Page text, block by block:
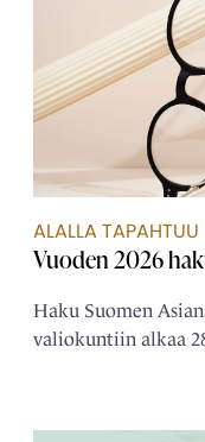
ALALLA TAPAHTUU
Vuoden 2026
Haku Suomen
valiokuntiin alkaa